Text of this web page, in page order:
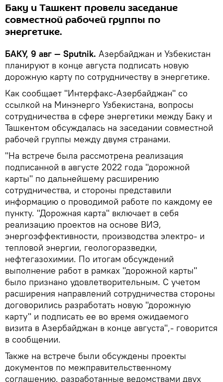
Баку и Ташкент провели заседание
совместной рабочей группы по
энергетике.
БАКУ, 9 авг — Sputnik. Азербайджан и Узбекистан
планируют в конце августа подписать новую
дорожную карту по сотрудничеству в энергетике.
Как сообщает "Интерфакс-Азербайджан" со
ссылкой на Минэнерго Узбекистана, вопросы
сотрудничества в сфере энергетики между Баку и
Ташкентом обсуждалась на заседании совместной
рабочей группы между двумя странами.
"На встрече была рассмотрена реализация
подписанной в августе 2022 года "дорожной
карты" по дальнейшему расширению
сотрудничества, и стороны представили
информацию о проводимой работе по каждому ее
пункту. "Дорожная карта" включает в себя
реализацию проектов на основе ВИЭ,
энергоэффективности, производства электро- и
тепловой энергии, геологоразведки,
нефтегазохимии. По итогам обсуждений
выполнение работ в рамках "дорожной карты"
было признано удовлетворительным. С учетом
расширения направлений сотрудничества стороны
договорились разработать новую "дорожную
карту" и подписать ее во время ожидаемого
визита в Азербайджан в конце августа",- говорится
в сообщении.
Также на встрече были обсуждены проекты
документов по межправительственному
соглашению, разработанные ведомствами двух